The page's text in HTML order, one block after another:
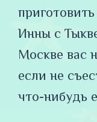
Инны с
Москве вас
если не
что-нибудь